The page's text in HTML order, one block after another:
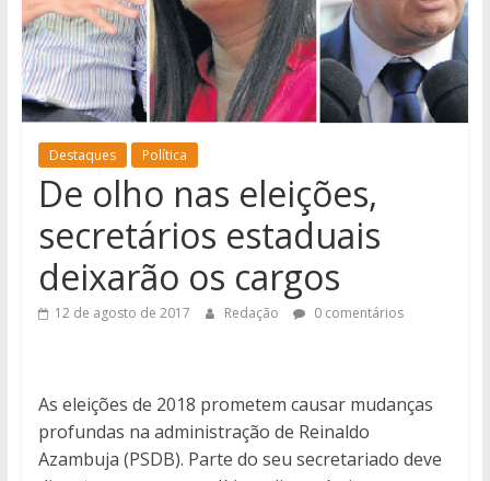
notícias
de
Iguatemi
e
região.
Destaques Política
De olho nas eleições,
secretários estaduais
deixarão os cargos
12 de agosto de 2017 Redação 0 comentários
As eleições de 2018 prometem causar mudanças
profundas na administração de Reinaldo
Azambuja (PSDB). Parte do seu secretariado deve